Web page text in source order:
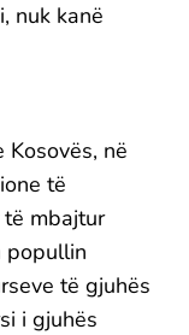
nuk kanë
në
të
mbajtur
popullin
të gjuhës
i gjuhës